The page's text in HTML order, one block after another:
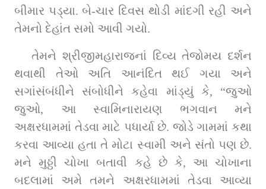
બીમાર પડ્યા. બે-ચાર દિવસ થોડી માંદગી રહી અને
તેમનો દેહાંત સમો આવી ગયો.
તેમને શ્રીજીમહારાજનાં દિવ્ય તેજોમય દર્શન
થવાથી તેઓ અતિ આનંદિત થઈ ગયા અને
સગાંસંબંધીને સંબોધીને કહેવા માંડ્યું કે, “જુઓ
જુઓ, આ સ્વામિનારાયણ ભગવાન મને
અક્ષરધામમાં તેડવા માટે પધાર્યા છે. જોડે ગામમાં કથા
કરવા આવ્યા હતા તે મોટા સ્વામી અને સંતો પણ છે.
મને મુઠ્ઠી ચોખા બતાવી કહે છે કે, આ ચોખાના
બદલામાં અમે તમને અક્ષરધામમાં તેડવા આવ્યા